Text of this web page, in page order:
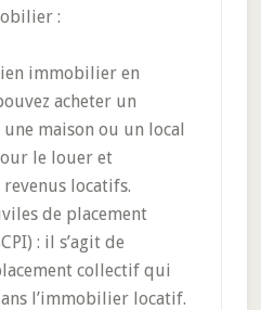
:
immobilier en
acheter un
maison ou un local
le louer et
locatifs.
de placement
: il s’agit de
collectif qui
l’immobilier locatif.